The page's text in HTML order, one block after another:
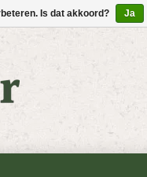
Is dat akkoord? Ja